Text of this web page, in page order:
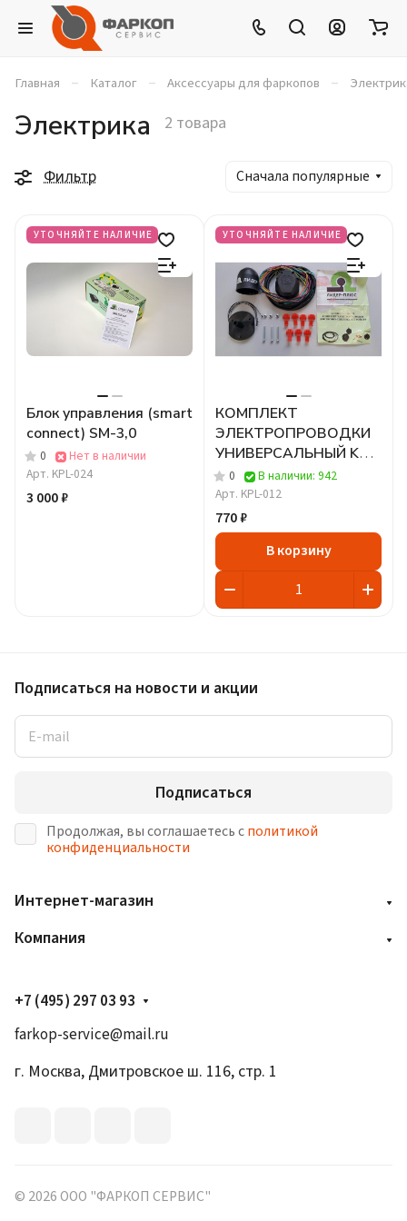
Главная – Каталог – Аксессуары для фаркопов –
Электрика 2 товара
Фильтр Сначала популярные
УТОЧНЯЙТЕ НАЛИЧИЕ
Блок управления (smart
connect) SM-3,0
0
Нет в наличии
Арт. KPL-024
3 000 ₽
УТОЧНЯЙТЕ НАЛИЧИЕ
КОМПЛЕКТ
ЭЛЕКТРОПРОВОДКИ
УНИВЕРСАЛЬНЫЙ KPL-
012
0
В наличии: 942
Арт. KPL-012
770 ₽
В корзину
Подписаться на новости и акции
Подписаться
Продолжая, вы соглашаетесь сполитикой
конфиденциальности
Интернет-магазин
Компания
+7 (495) 297 03 93
farkop-service@mail.ru
г. Москва, Дмитровское ш. 116, стр. 1
© 2026 ООО "ФАРКОП СЕРВИС"